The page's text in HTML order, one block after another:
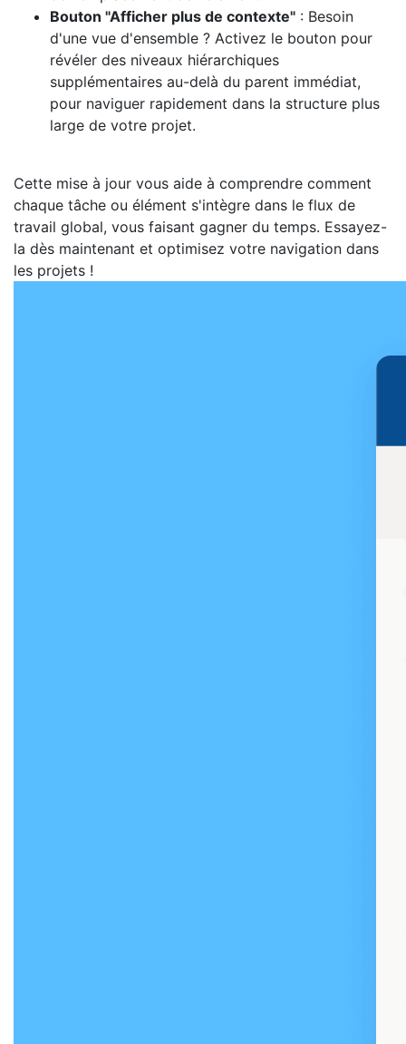
Bouton "Afficher plus de contexte" : Besoin
d'une vue d'ensemble ? Activez le bouton pour
révéler des niveaux hiérarchiques
supplémentaires au-delà du parent immédiat,
pour naviguer rapidement dans la structure plus
large de votre projet.
Cette mise à jour vous aide à comprendre comment
chaque tâche ou élément s'intègre dans le flux de
travail global, vous faisant gagner du temps. Essayez-
la dès maintenant et optimisez votre navigation dans
les projets !